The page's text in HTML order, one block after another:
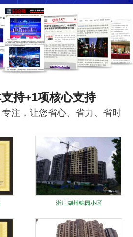
持+1项核心支持
注，让您省心、省力、省时
浙江湖州锦园小区